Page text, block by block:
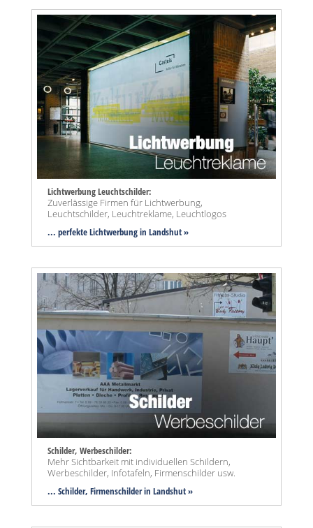
Lichtwerbung Leuchtschilder:
Zuverlässige Firmen für Lichtwerbung,
Leuchtschilder, Leuchtreklame, Leuchtlogos
... perfekte Lichtwerbung in Landshut »
Schilder, Werbeschilder:
Mehr Sichtbarkeit mit individuellen Schildern,
Werbeschilder, Infotafeln, Firmenschilder usw.
... Schilder, Firmenschilder in Landshut »